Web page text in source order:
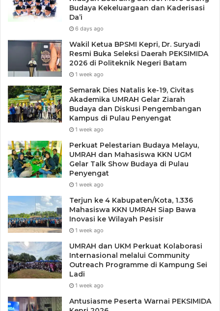
Budaya Kekeluargaan dan Kaderisasi
Da’i
6 days ago
Wakil Ketua BPSMI Kepri, Dr. Suryadi
Resmi Buka Seleksi Daerah PEKSIMIDA
2026 di Politeknik Negeri Batam
1 week ago
Semarak Dies Natalis ke-19, Civitas
Akademika UMRAH Gelar Ziarah
Budaya dan Diskusi Pengembangan
Kampus di Pulau Penyengat
1 week ago
Perkuat Pelestarian Budaya Melayu,
UMRAH dan Mahasiswa KKN UGM
Gelar Talk Show Budaya di Pulau
Penyengat
1 week ago
Terjun ke 4 Kabupaten/Kota, 1.336
Mahasiswa KKN UMRAH Siap Bawa
Inovasi ke Wilayah Pesisir
1 week ago
UMRAH dan UKM Perkuat Kolaborasi
Internasional melalui Community
Outreach Programme di Kampung Sei
Ladi
1 week ago
Antusiasme Peserta Warnai PEKSIMIDA